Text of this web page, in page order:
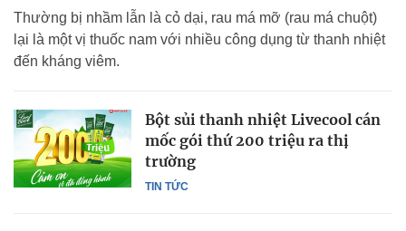
Thường bị nhầm lẫn là cỏ dại, rau má mỡ (rau má chuột)
lại là một vị thuốc nam với nhiều công dụng từ thanh nhiệt
đến kháng viêm.
TIN TỨC
Bột sủi thanh nhiệt Livecool cán
mốc gói thứ 200 triệu ra thị
trường